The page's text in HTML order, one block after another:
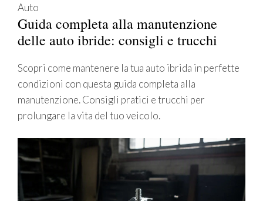
Auto
Guida completa alla manutenzione
delle auto ibride: consigli e trucchi
Scopri come mantenere la tua auto ibrida in perfette
condizioni con questa guida completa alla
manutenzione. Consigli pratici e trucchi per
prolungare la vita del tuo veicolo.